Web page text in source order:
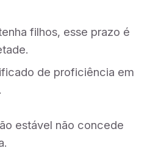
filhos, esse prazo é
de proficiência em
estável não concede